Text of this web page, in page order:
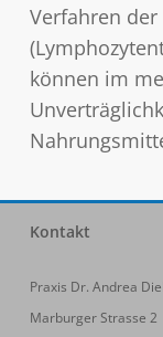
Verfahren
können im
Kontakt
Praxis Dr. Andrea
Marburger Strasse 2